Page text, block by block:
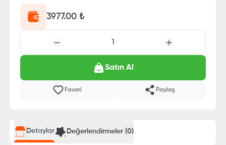
3977.00 ₺
1
Satın Al
Favori Paylaş
Detaylar Değerlendirmeler (0)